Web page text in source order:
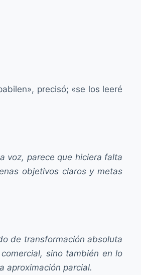
precisó; «se los leeré
voz, parece que hiciera falta
objetivos claros y metas
de transformación absoluta
sino también en lo
aproximación parcial.